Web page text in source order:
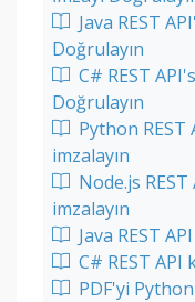
Java REST
Doğrulayın
C# REST
Doğrulayın
Python
imzalayın
Node.js
imzalayın
Java REST
C# REST API
PDF'yi Python